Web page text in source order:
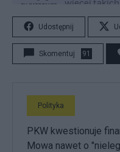
Udostępnij
Skomentuj 91
Polityka
PKW kwestionuje
Mowa nawet o